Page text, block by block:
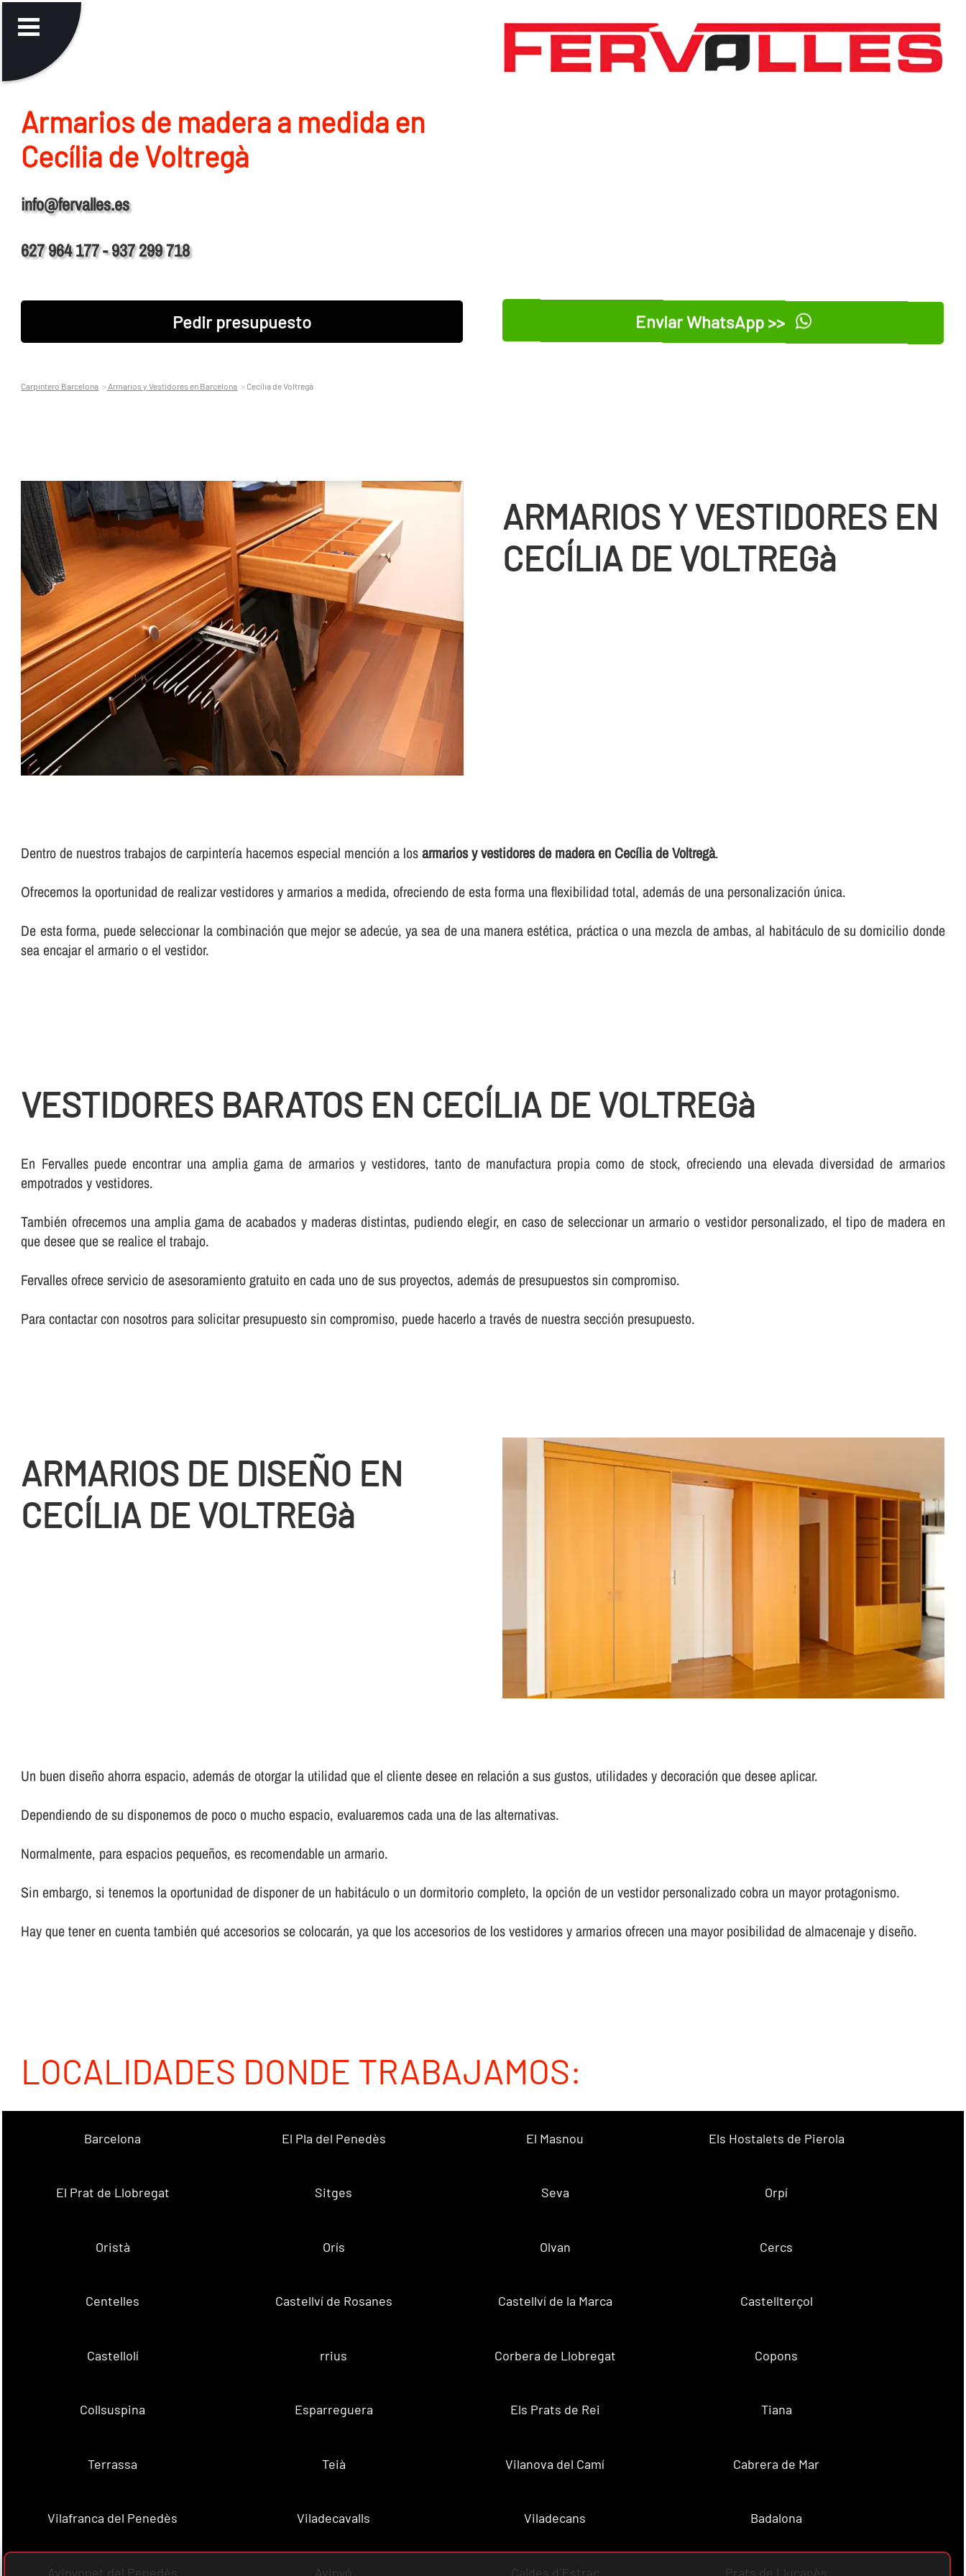
Armarios de madera a medida en
Cecília de Voltregà
info@fervalles.es
627 964 177 - 937 299 718
Pedir presupuesto Enviar WhatsApp >>
Carpintero Barcelona Armarios y Vestidores en Barcelona Cecília de Voltregà
ARMARIOS Y VESTIDORES EN
CECÍLIA DE VOLTREGà
Dentro de nuestros trabajos de carpinterí­a hacemos especial mención a losarmarios y vestidores de madera en Cecília de Voltregà.
Ofrecemos la oportunidad de realizar vestidores y armarios a medida, ofreciendo de esta forma una flexibilidad total, además de una personalización única.
De esta forma, puede seleccionar la combinación que mejor se adecúe, ya sea de una manera estética, práctica o una mezcla de ambas, al habitáculo de su domicilio donde
sea encajar el armario o el vestidor.
VESTIDORES BARATOS EN CECÍLIA DE VOLTREGà
En Fervalles puede encontrar una amplia gama de armarios y vestidores, tanto de manufactura propia como de stock, ofreciendo una elevada diversidad de armarios
empotrados y vestidores.
También ofrecemos una amplia gama de acabados y maderas distintas, pudiendo elegir, en caso de seleccionar un armario o vestidor personalizado, el tipo de madera en
que desee que se realice el trabajo.
Fervalles ofrece servicio de asesoramiento gratuito en cada uno de sus proyectos, además de presupuestos sin compromiso.
Para contactar con nosotros para solicitar presupuesto sin compromiso, puede hacerlo a través de nuestra sección presupuesto.
ARMARIOS DE DISEÑO EN
CECÍLIA DE VOLTREGà
Un buen diseño ahorra espacio, además de otorgar la utilidad que el cliente desee en relación a sus gustos, utilidades y decoración que desee aplicar.
Dependiendo de su disponemos de poco o mucho espacio, evaluaremos cada una de las alternativas.
Normalmente, para espacios pequeños, es recomendable un armario.
Sin embargo, si tenemos la oportunidad de disponer de un habitáculo o un dormitorio completo, la opción de un vestidor personalizado cobra un mayor protagonismo.
Hay que tener en cuenta también qué accesorios se colocarán, ya que los accesorios de los vestidores y armarios ofrecen una mayor posibilidad de almacenaje y diseño.
LOCALIDADES DONDE TRABAJAMOS:
Barcelona El Pla del Penedès El Masnou Els Hostalets de Pierola
El Prat de Llobregat Sitges Seva Orpí
Oristà Orís Olvan Cercs
Centelles Castellví de Rosanes Castellví de la Marca Castellterçol
Castellolí rrius Corbera de Llobregat Copons
Collsuspina Esparreguera Els Prats de Rei Tiana
Terrassa Teià Vilanova del Camí Cabrera de Mar
Vilafranca del Penedès Viladecavalls Viladecans Badalona
Avinyonet del Penedès Avinyó Caldes d´Estrac Prats de Lluçanès